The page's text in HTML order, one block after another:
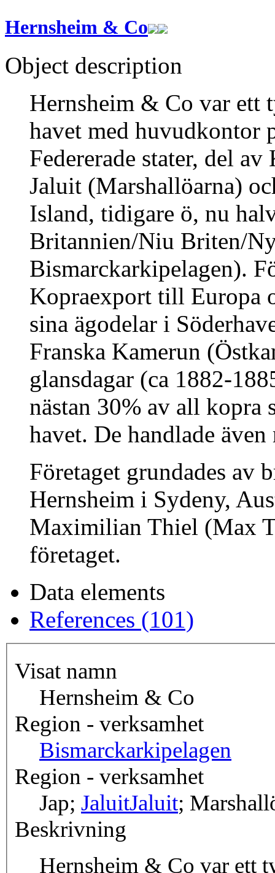
Hernsheim & Co
Object description
Hernsheim & Co var ett
havet med huvudkontor
Federerade stater, del
Jaluit (Marshallöarna)
Island, tidigare ö, nu
Britannien/Niu Briten/
Bismarckarkipelagen).
Kopraexport till Europa
sina ägodelar i
Franska Kamerun
glansdagar (ca 1882-
nästan 30% av all kopra
havet. De handlade
Företaget grundades av
Hernsheim i Sydeny,
Maximilian Thiel (Max
företaget.
Data elements
References (101)
Visat namn
Hernsheim & Co
Region - verksamhet
Bismarckarkipelagen
Region - verksamhet
Jap; JaluitJaluit;
Beskrivning
Hernsheim & Co var ett